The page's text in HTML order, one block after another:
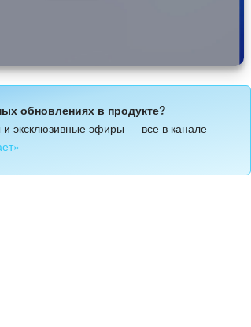
обновлениях в продукте?
и эксклюзивные эфиры — все в канале